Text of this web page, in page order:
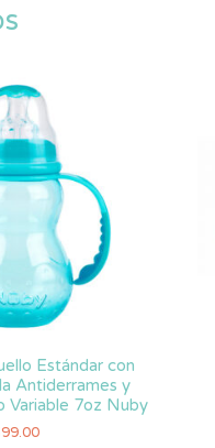
Estándar con
Antiderrames y
Variable 7oz Nuby
99.00